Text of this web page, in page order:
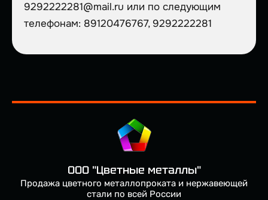
9292222281@mail.ru или по следующим
телефонам: 89120476767, 9292222281
ООО "Цветные металлы"
Продажа цветного металлопроката и нержавеющей
стали по всей России